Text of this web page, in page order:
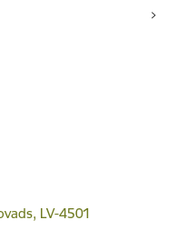
LV-4501